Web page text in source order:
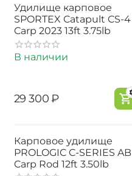
Удилище карповое
SPORTEX Catapult CS-4
Carp 2023 13ft 3.75lb
В наличии
‍29 300‍₽
Карповое удилище
PROLOGIC C-SERIES AB
Carp Rod 12ft 3.50lb